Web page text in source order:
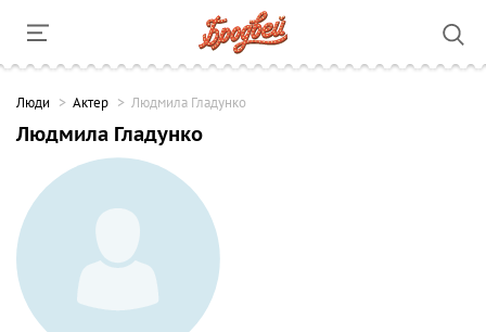
Люди Актер Людмила Гладунко
Людмила Гладунко